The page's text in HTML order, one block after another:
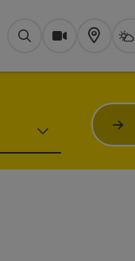
SuchenWebcams
Karte